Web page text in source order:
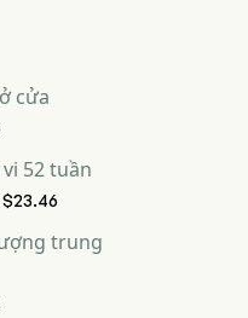
cửa
52 tuần
$23.46
trung